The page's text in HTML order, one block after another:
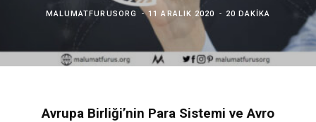
MALUMATFURUSORG 11 ARALIK 2020 20 DAKIKA
Avrupa Birliği’nin Para Sistemi ve Avro